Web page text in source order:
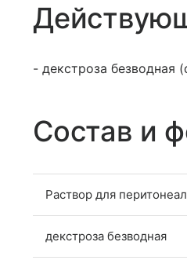
- декстроза безводная
Состав и
Раствор для
декстроза безводная